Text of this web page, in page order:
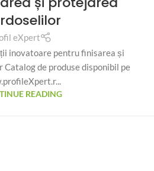
eXpert
inovatoare pentru finisarea și
de produse disponibil pe
READING